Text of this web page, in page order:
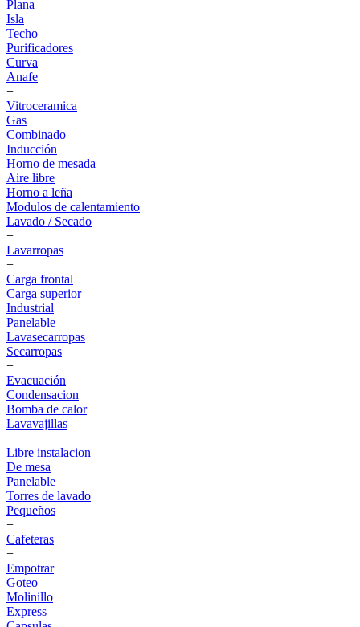
Plana
Isla
Techo
Purificadores
Curva
Anafe
+
Vitroceramica
Gas
Combinado
Inducción
Horno de mesada
Aire libre
Horno a leña
Modulos de calentamiento
Lavado / Secado
+
Lavarropas
+
Carga frontal
Carga superior
Industrial
Panelable
Lavasecarropas
Secarropas
+
Evacuación
Condensacion
Bomba de calor
Lavavajillas
+
Libre instalacion
De mesa
Panelable
Torres de lavado
Pequeños
+
Cafeteras
+
Empotrar
Goteo
Molinillo
Express